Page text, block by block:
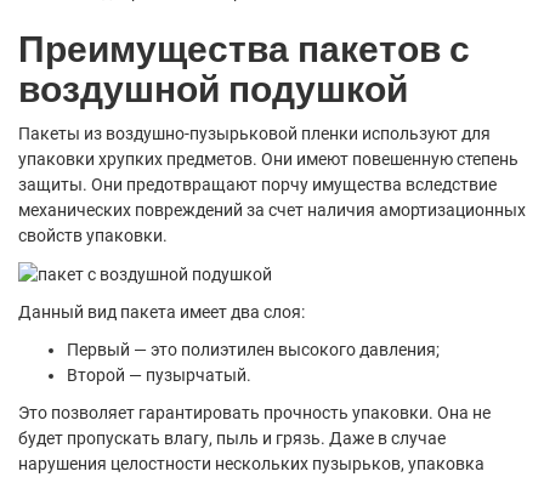
Преимущества пакетов с
воздушной подушкой
Пакеты из воздушно-пузырьковой пленки используют для
упаковки хрупких предметов. Они имеют повешенную степень
защиты. Они предотвращают порчу имущества вследствие
механических повреждений за счет наличия амортизационных
свойств упаковки.
Данный вид пакета имеет два слоя:
Первый — это полиэтилен высокого давления;
Второй — пузырчатый.
Это позволяет гарантировать прочность упаковки. Она не
будет пропускать влагу, пыль и грязь. Даже в случае
нарушения целостности нескольких пузырьков, упаковка